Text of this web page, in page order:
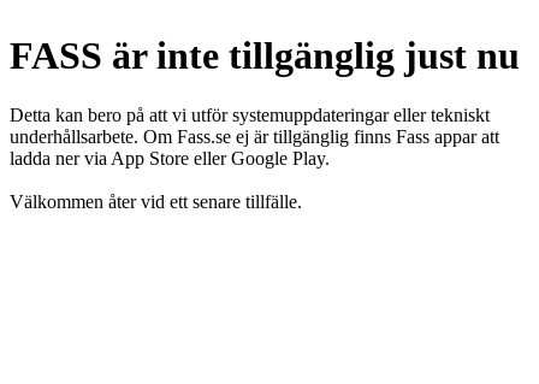
FASS är inte tillgänglig just nu
Detta kan bero på att vi utför systemuppdateringar eller tekniskt
underhållsarbete. Om Fass.se ej är tillgänglig finns Fass appar att
ladda ner via App Store eller Google Play.
Välkommen åter vid ett senare tillfälle.